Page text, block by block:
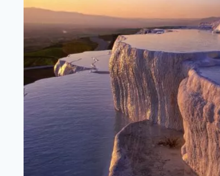
New
Boyfriend…
And
You’d
Better
Down
You
Recognize